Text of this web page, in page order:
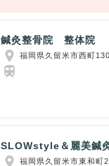
鍼灸整骨院 整体院
福岡県久留米市西町
SLOWstyle＆麗美鍼
福岡県久留米市東和町